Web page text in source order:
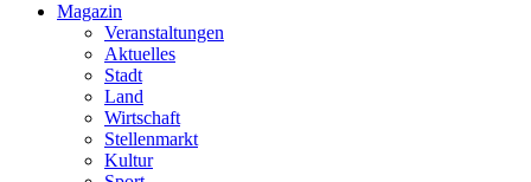
Magazin
Veranstaltungen
Aktuelles
Stadt
Land
Wirtschaft
Stellenmarkt
Kultur